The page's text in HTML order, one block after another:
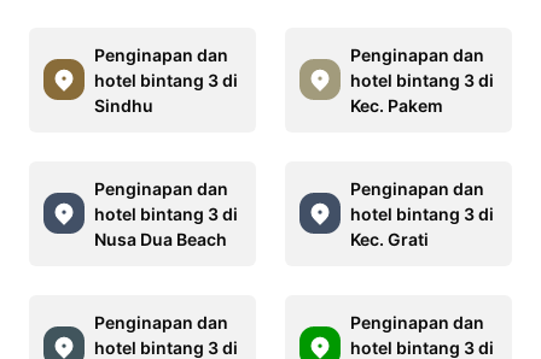
Penginapan dan
hotel bintang 3 di
Sindhu
Penginapan dan
hotel bintang 3 di
Kec. Pakem
Penginapan dan
hotel bintang 3 di
Nusa Dua Beach
Penginapan dan
hotel bintang 3 di
Kec. Grati
Penginapan dan
hotel bintang 3 di
Penginapan dan
hotel bintang 3 di